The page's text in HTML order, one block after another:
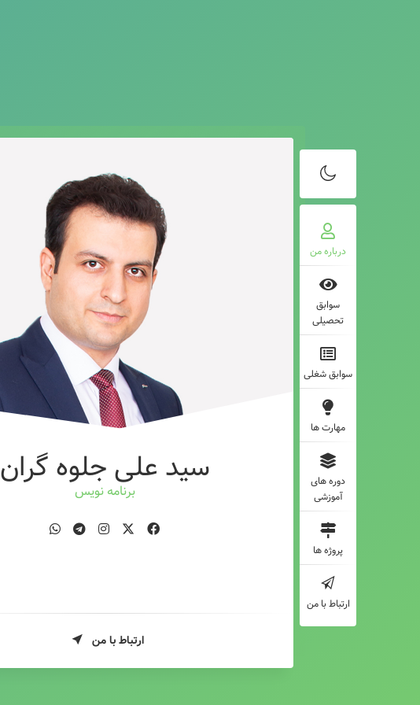
درباره من
سوابق
تحصیلی
سوابق شغلی
مهارت ها
دوره های
آموزشی
پروژه ها
ارتباط با من
سید علی جلوه گران
برنامه نویس
ارتباط با من